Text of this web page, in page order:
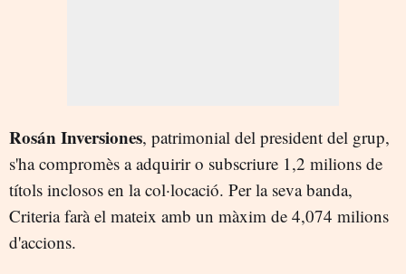
Rosán Inversiones, patrimonial del president del grup,
s'ha compromès a adquirir o subscriure 1,2 milions de
títols inclosos en la col·locació. Per la seva banda,
Criteria farà el mateix amb un màxim de 4,074 milions
d'accions.